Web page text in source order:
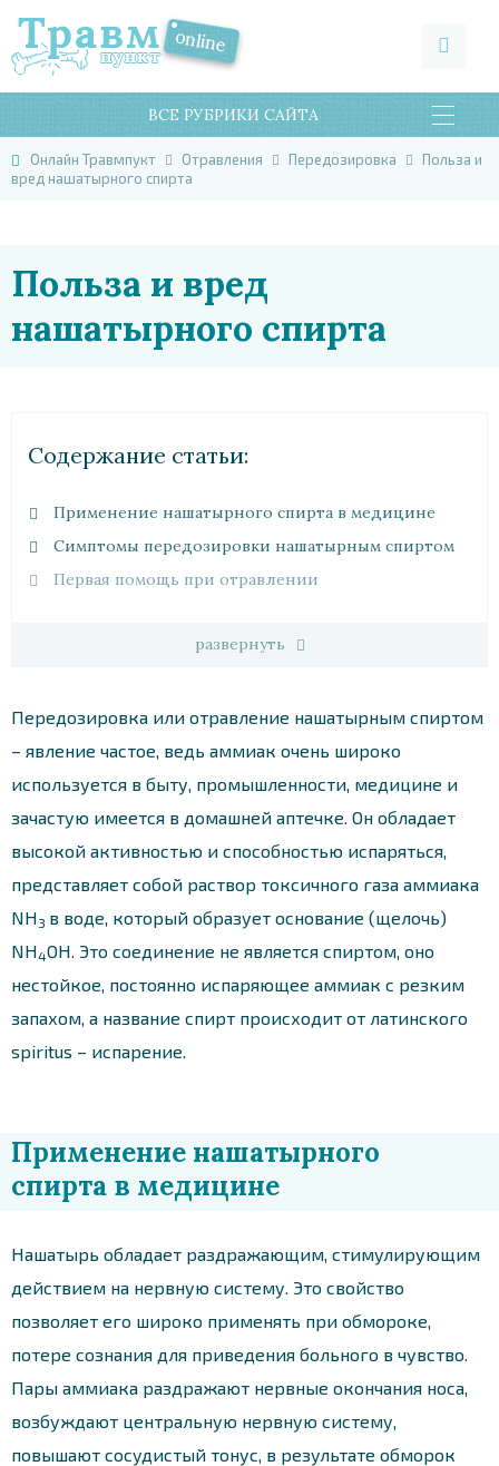
ВСЕ РУБРИКИ САЙТА
Онлайн Травмпукт Отравления Передозировка
Польза и
вред нашатырного спирта
Польза и вред
нашатырного спирта
Cодержание статьи:
Применение нашатырного спирта в медицине
Симптомы передозировки нашатырным спиртом
Первая помощь при отравлении
развернуть
Передозировка или отравление нашатырным спиртом
– явление частое, ведь аммиак очень широко
используется в быту, промышленности, медицине и
зачастую имеется в домашней аптечке. Он обладает
высокой активностью и способностью испаряться,
представляет собой раствор токсичного газа аммиака
NH3 в воде, который образует основание (щелочь)
NH4OH. Это соединение не является спиртом, оно
нестойкое, постоянно испаряющее аммиак с резким
запахом, а название спирт происходит от латинского
spiritus – испарение.
Применение нашатырного
спирта в медицине
Нашатырь обладает раздражающим, стимулирующим
действием на нервную систему. Это свойство
позволяет его широко применять при обмороке,
потере сознания для приведения больного в чувство.
Пары аммиака раздражают нервные окончания носа,
возбуждают центральную нервную систему,
повышают сосудистый тонус, в результате обморок